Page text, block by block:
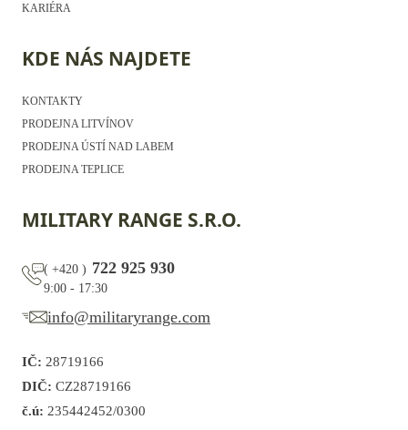
KARIÉRA
KDE NÁS NAJDETE
KONTAKTY
PRODEJNA LITVÍNOV
PRODEJNA ÚSTÍ NAD LABEM
PRODEJNA TEPLICE
MILITARY RANGE S.R.O.
( +420 ) 722 925 930
9:00 - 17:30
info@militaryrange.com
IČ: 28719166
DIČ: CZ28719166
č.ú: 235442452/0300